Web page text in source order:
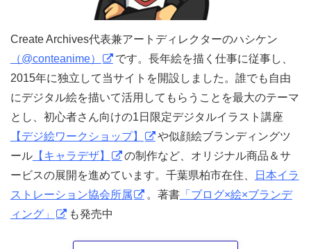
Create Archives代表兼アートディレクターのハシケン
（@conteanime）
です。長年絵を描く仕事に従事し、
2015年に独立して当サイトを開設しました。誰でも自由
にデジタル絵を描いて活用してもらうことを最大のテーマ
とし、初心者さん向けの1日限定デジタルイラスト講座
【デジ絵ワークショップ】
や似顔絵ブランディングツ
ール【キャラデザ】
の制作など、オリジナル商品＆サ
ービスの展開を進めています。千葉県柏市在住、
日本イラ
ストレーション協会所属
。著書「ブログ×絵×ブランデ
ィング」
も発売中